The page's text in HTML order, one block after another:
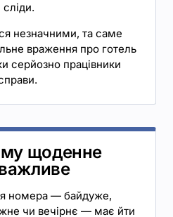
незначними, та саме
враження про готель
серйозно працівники
щоденне
номера — байдуже,
чи вечірнє — має йти